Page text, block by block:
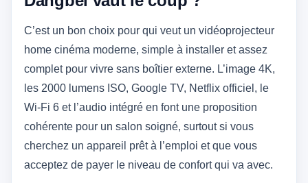
C’est un bon choix pour qui veut un vidéoprojecteur
home cinéma moderne, simple à installer et assez
complet pour vivre sans boîtier externe. L’image 4K,
les 2000 lumens ISO, Google TV, Netflix officiel, le
Wi‑Fi 6 et l’audio intégré en font une proposition
cohérente pour un salon soigné, surtout si vous
cherchez un appareil prêt à l’emploi et que vous
acceptez de payer le niveau de confort qui va avec.